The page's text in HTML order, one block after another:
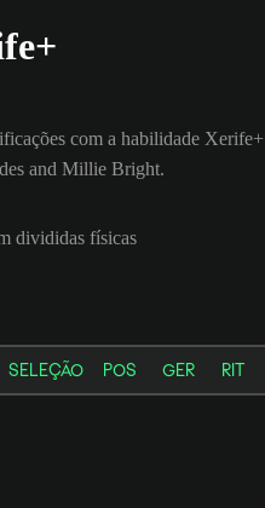
com a habilidade Xerife+
and Millie Bright.
divididas físicas
SELEÇÃO POS GER RIT